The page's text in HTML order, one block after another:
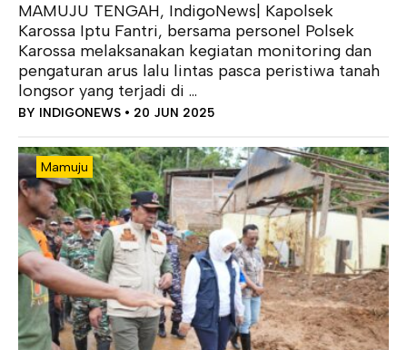
MAMUJU TENGAH, IndigoNews| Kapolsek
Karossa Iptu Fantri, bersama personel Polsek
Karossa melaksanakan kegiatan monitoring dan
pengaturan arus lalu lintas pasca peristiwa tanah
longsor yang terjadi di ...
BY INDIGONEWS • 20 JUN 2025
Mamuju